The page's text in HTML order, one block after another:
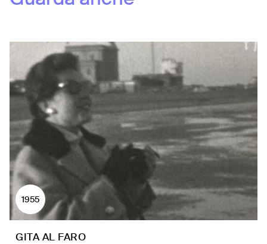
1955
GITA AL FARO